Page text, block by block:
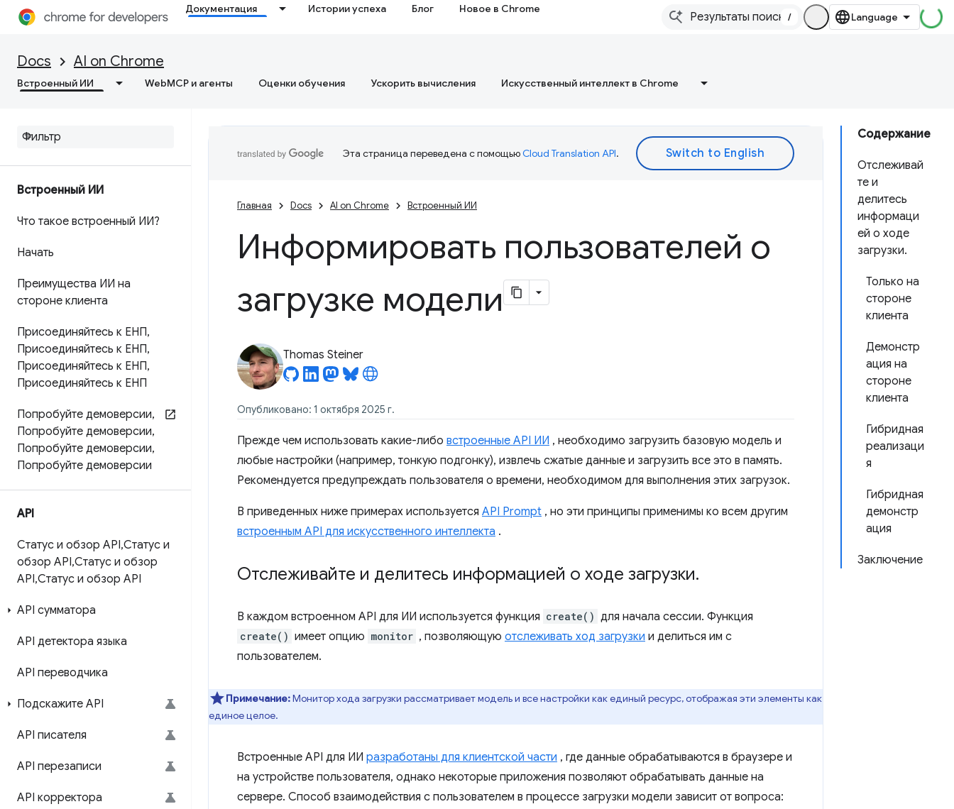
Документация Истории успеха Блог Новое в Chrome
/
Docs AI on Chrome
Встроенный ИИ WebMCP и агенты Оценки обучения Ускорить вычисления Искусственный интеллект в Chrome
Встроенный ИИ
Что такое встроенный ИИ?
Начать
Преимущества ИИ на
стороне клиента
Присоединяйтесь к ЕНП,
Присоединяйтесь к ЕНП,
Присоединяйтесь к ЕНП,
Присоединяйтесь к ЕНП
Попробуйте демоверсии,
Попробуйте демоверсии,
Попробуйте демоверсии,
Попробуйте демоверсии
API
Статус и обзор API,Статус и
обзор API,Статус и обзор
API,Статус и обзор API
API сумматора
API детектора языка
API переводчика
Подскажите API
API писателя
API перезаписи
API корректора
Содержание
Отслеживай
те и
делитесь
информаци
ей о ходе
загрузки.
Только на
стороне
клиента
Демонстр
ация на
стороне
клиента
Гибридная
реализаци
я
Гибридная
демонстр
ация
Заключение
Эта страница переведена с помощьюCloud Translation API.
Главная Docs AI on Chrome Встроенный ИИ
Информировать пользователей о
загрузке модели
Thomas Steiner
Опубликовано: 1 октября 2025 г.
Прежде чем использовать какие-либо встроенные API ИИ , необходимо загрузить базовую модель и
любые настройки (например, тонкую подгонку), извлечь сжатые данные и загрузить все это в память.
Рекомендуется предупреждать пользователя о времени, необходимом для выполнения этих загрузок.
В приведенных ниже примерах используется API Prompt , но эти принципы применимы ко всем другим
встроенным API для искусственного интеллекта .
Отслеживайте и делитесь информацией о ходе загрузки.
В каждом встроенном API для ИИ используется функция create() для начала сессии. Функция
create() имеет опцию monitor , позволяющую отслеживать ход загрузки и делиться им с
пользователем.
Примечание:Монитор хода загрузки рассматривает модель и все настройки как единый ресурс, отображая эти элементы как
единое целое.
Встроенные API для ИИ разработаны для клиентской части , где данные обрабатываются в браузере и
на устройстве пользователя, однако некоторые приложения позволяют обрабатывать данные на
сервере. Способ взаимодействия с пользователем в процессе загрузки модели зависит от вопроса: